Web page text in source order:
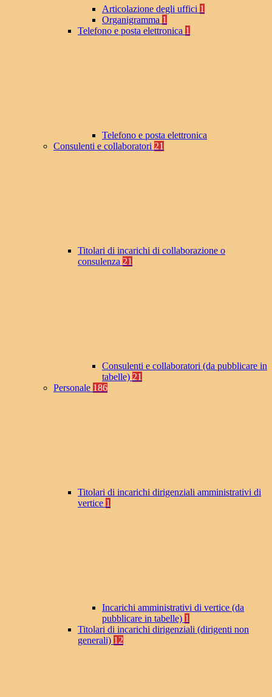
Articolazione degli uffici 1
Organigramma 1
Telefono e posta elettronica 1
Telefono e posta elettronica
Consulenti e collaboratori 21
Titolari di incarichi di collaborazione o
consulenza 21
Consulenti e collaboratori (da pubblicare in
tabelle) 21
Personale 186
Titolari di incarichi dirigenziali amministrativi di
vertice 1
Incarichi amministrativi di vertice (da
pubblicare in tabelle) 1
Titolari di incarichi dirigenziali (dirigenti non
generali) 12